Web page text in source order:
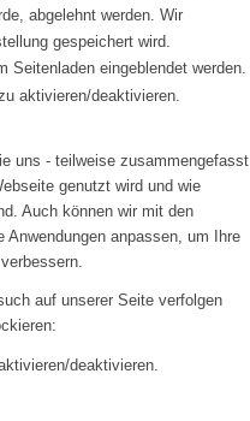
abgelehnt werden. Wir
gespeichert wird.
Seitenladen eingeblendet werden.
aktivieren/deaktivieren.
uns - teilweise zusammengefasst
genutzt wird und wie
Auch können wir mit den
anpassen, um Ihre
auf unserer Seite verfolgen
deaktivieren.